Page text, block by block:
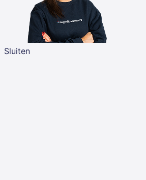
Sluiten